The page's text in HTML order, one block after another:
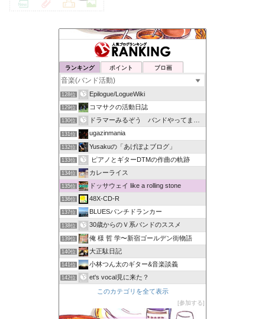
ランキング ポイント ブロ画
128位 Epilogue/LogueWiki
129位 コマサクの活動日誌
130位 ドラマーみるぞう バンドやってまするぅ
131位 ugazinmania
132位 Yusakuの「あげぽよブログ」
133位 ピアノとギターDTMの作曲の軌跡
134位 カレーライス
135位 ドッサウェイ like a rolling stone
136位 48X-CD-R
137位 BLUESパンチドランカー
138位 30歳からのＶ系バンドのススメ
139位 俺 様 哲 学〜新宿ゴールデン街物語
140位 大正駄日記
141位 小林つん太のギター&音楽談義
142位 et's vocal見に来た？
このカテゴリを全て表示
参加する